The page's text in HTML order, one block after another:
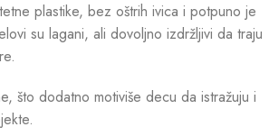
plastike, bez oštrih ivica i potpuno je
su lagani, ali dovoljno izdržljivi da traju
što dodatno motiviše decu da istražuju i